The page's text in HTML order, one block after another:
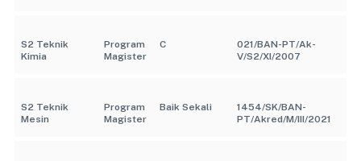
S2 Teknik
Kimia
Program
Magister
C
021/BAN-PT/Ak-
V/S2/XI/2007
S2 Teknik
Mesin
Program
Magister
Baik Sekali
1454/SK/BAN-
PT/Akred/M/III/2021